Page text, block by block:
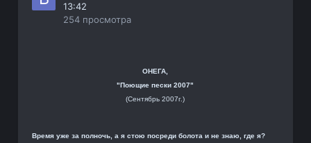
13:42
254 просмотра
ОНЕГА,
"Поющие пески 2007"
(Сентябрь 2007г.)
Время уже за полночь, а я стою посреди болота и не знаю, где я?